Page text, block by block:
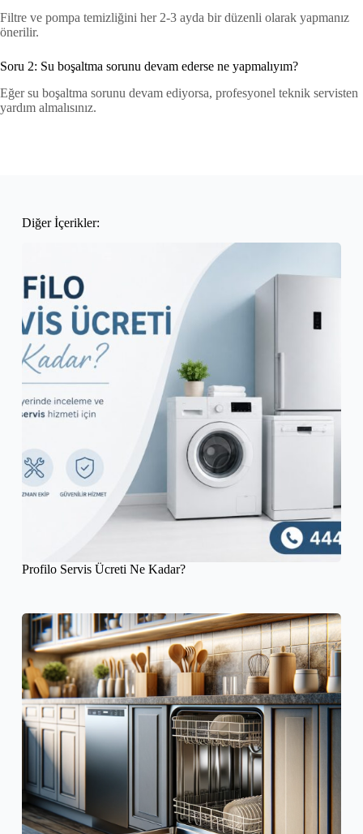
Filtre ve pompa temizliğini her 2-3 ayda bir düzenli olarak yapmanız
önerilir.
Soru 2: Su boşaltma sorunu devam ederse ne yapmalıyım?
Eğer su boşaltma sorunu devam ediyorsa, profesyonel teknik servisten
yardım almalısınız.
Diğer İçerikler:
Profilo Servis Ücreti Ne Kadar?